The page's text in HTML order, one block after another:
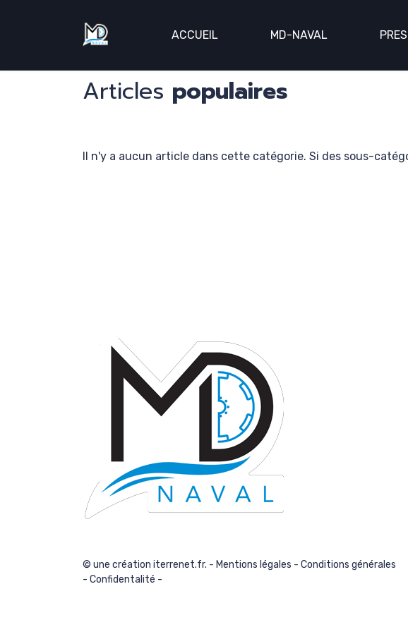
ACCUEIL MD-NAVAL
mentions
Articles populaires
Il n'y a aucun article dans cette catégorie. Si des sous-
© une création iterrenet.fr. - Mentions légales - Conditions générales
- Confidentalité -